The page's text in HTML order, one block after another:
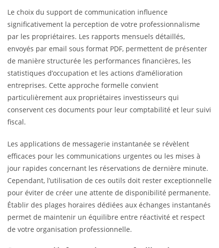
Le choix du support de communication influence
significativement la perception de votre professionnalisme
par les propriétaires. Les rapports mensuels détaillés,
envoyés par email sous format PDF, permettent de présenter
de manière structurée les performances financières, les
statistiques d’occupation et les actions d’amélioration
entreprises. Cette approche formelle convient
particulièrement aux propriétaires investisseurs qui
conservent ces documents pour leur comptabilité et leur suivi
fiscal.
Les applications de messagerie instantanée se révèlent
efficaces pour les communications urgentes ou les mises à
jour rapides concernant les réservations de dernière minute.
Cependant, l’utilisation de ces outils doit rester exceptionnelle
pour éviter de créer une attente de disponibilité permanente.
Établir des plages horaires dédiées aux échanges instantanés
permet de maintenir un équilibre entre réactivité et respect
de votre organisation professionnelle.